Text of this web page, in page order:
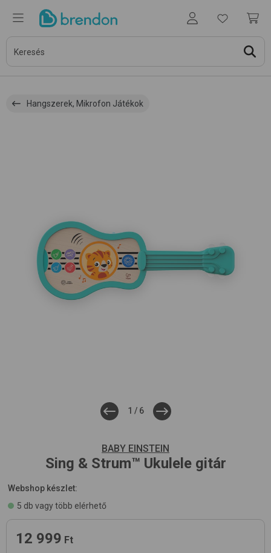
Hangszerek, Mikrofon Játékok
1 / 6
BABY EINSTEIN
Sing & Strum™ Ukulele gitár
Webshop készlet:
5 db vagy több elérhető
12 999 Ft